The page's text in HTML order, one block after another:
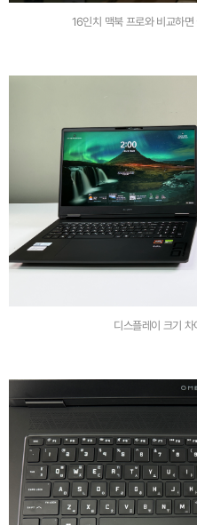
16인치 맥북 프로와 비교하
디스플레이 크기